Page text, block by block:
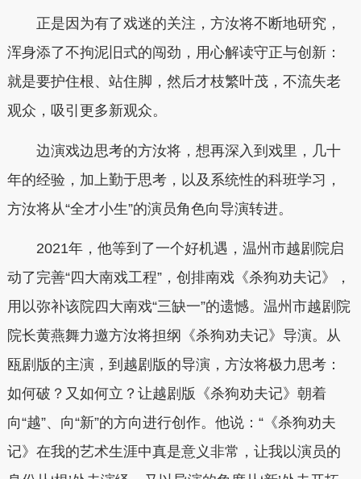
正是因为有了戏迷的关注，方汝将不断地研究，
浑身添了不拘泥旧式的闯劲，用心解读守正与创新：
就是要护住根、站住脚，然后才枝繁叶茂，不流失老
观众，吸引更多新观众。
边演戏边思考的方汝将，想再深入到戏里，几十
年的经验，加上勤于思考，以及系统性的科班学习，
方汝将从“全才小生”的演员角色向导演转进。
2021年，他等到了一个好机遇，温州市越剧院启
动了完善“四大南戏工程”，创排南戏《杀狗劝夫记》，
用以弥补该院四大南戏“三缺一”的遗憾。温州市越剧院
院长黄燕舞力邀方汝将担纲《杀狗劝夫记》导演。从
瓯剧版的主演，到越剧版的导演，方汝将极力思考：
如何破？又如何立？让越剧版《杀狗劝夫记》朝着
向“越”、向“新”的方向进行创作。他说：“《杀狗劝夫
记》在我的艺术生涯中真是意义非常，让我以演员的